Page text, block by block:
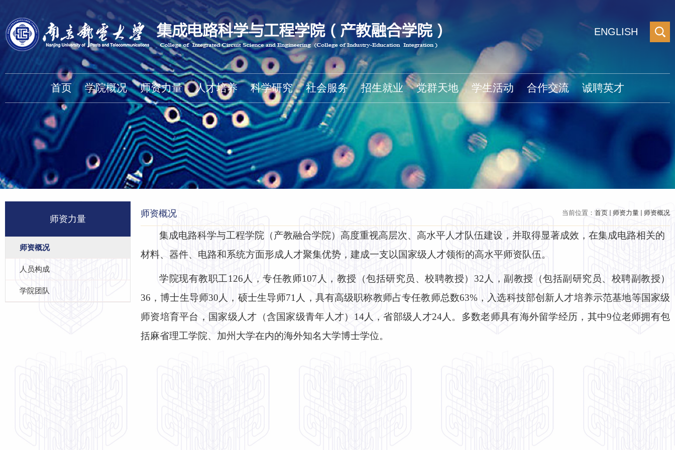
ENGLISH
首页 学院概况 师资力量 人才培养 科学研究 社会服务 招生就业 党群天地 学生活动 合作交流 诚聘英才
师资力量
师资概况
人员构成
学院团队
当前位置： 首页 师资力量 师资概况
师资概况
集成电路科学与工程学院（产教融合学院）高度重视高层次、高水平人才队伍建设，并取得显著成效，在集成电路相关的
材料、器件、电路和系统方面形成人才聚集优势，建成一支以国家级人才领衔的高水平师资队伍。
学院现有教职工126人，专任教师107人，教授（包括研究员、校聘教授）32人，副教授（包括副研究员、校聘副教授）
36，博士生导师30人，硕士生导师71人，具有高级职称教师占专任教师总数63%，入选科技部创新人才培养示范基地等国家级
师资培育平台，国家级人才（含国家级青年人才）14人，省部级人才24人。多数老师具有海外留学经历，其中9位老师拥有包
括麻省理工学院、加州大学在内的海外知名大学博士学位。